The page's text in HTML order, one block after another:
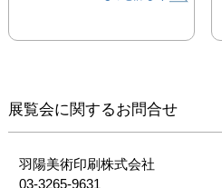
ティスト４名の「選抜4
白ふくろう舎 さん
髙橋映（akihito）さん
ソエジマケイタ さん
アベタケル さん
展覧会に関するお問合せ
羽陽美術印刷株式会社
03-3265-9631